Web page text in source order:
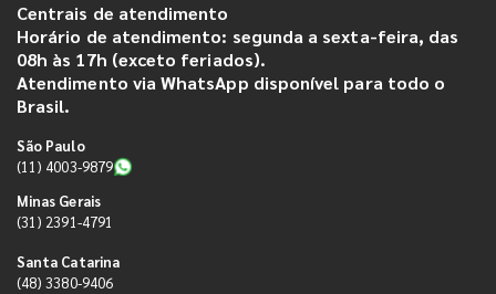
Centrais de atendimento
Horário de atendimento: segunda a sexta-feira, das
08h às 17h (exceto feriados).
Atendimento via WhatsApp disponível para todo o
Brasil.
São Paulo
(11) 4003-9879
Minas Gerais
(31) 2391-4791
Santa Catarina
(48) 3380-9406